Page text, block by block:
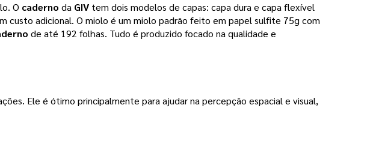
O caderno da GIV tem dois modelos de capas: capa dura e capa flexível
custo adicional. O miolo é um miolo padrão feito em papel sulfite 75g com
de até 192 folhas. Tudo é produzido focado na qualidade e
Ele é ótimo principalmente para ajudar na percepção espacial e visual,